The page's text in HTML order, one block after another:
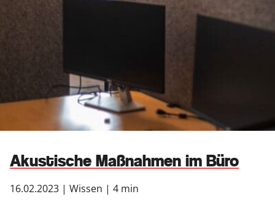
Akustische Maßnahmen im Büro
16.02.2023 | Wissen | 4 min